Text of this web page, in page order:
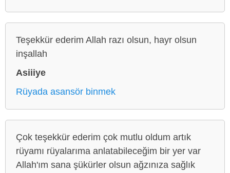
Teşekkür ederim Allah razı olsun, hayr olsun
inşallah
Asiiiye
Rüyada asansör binmek
Çok teşekkür ederim çok mutlu oldum artık
rüyamı rüyalarıma anlatabileceğim bir yer var
Allah'ım sana şükürler olsun ağzınıza sağlık